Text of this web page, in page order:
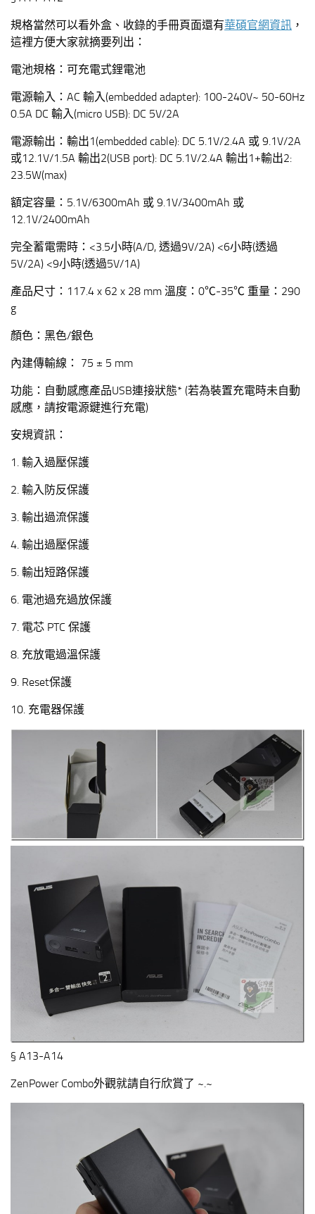
規格當然可以看外盒、收錄的手冊頁面還有華碩官網資訊 ，
這裡方便大家就摘要列出：
電池規格：可充電式鋰電池
電源輸入：AC 輸入(embedded adapter): 100-240V~ 50-60Hz
0.5A DC 輸入(micro USB): DC 5V/2A
電源輸出：輸出1(embedded cable): DC 5.1V/2.4A 或 9.1V/2A
或12.1V/1.5A 輸出2(USB port): DC 5.1V/2.4A 輸出1+輸出2:
23.5W(max)
額定容量：5.1V/6300mAh 或 9.1V/3400mAh 或
12.1V/2400mAh
完全蓄電需時：<3.5小時(A/D, 透過9V/2A) <6小時(透過
5V/2A) <9小時(透過5V/1A)
產品尺寸：117.4 x 62 x 28 mm 溫度：0℃-35℃ 重量：290
g
顏色：黑色/銀色
內建傳輸線： 75 ± 5 mm
功能：自動感應產品USB連接狀態* (若為裝置充電時未自動
感應，請按電源鍵進行充電)
安規資訊：
1. 輸入過壓保護
2. 輸入防反保護
3. 輸出過流保護
4. 輸出過壓保護
5. 輸出短路保護
6. 電池過充過放保護
7. 電芯 PTC 保護
8. 充放電過溫保護
9. Reset保護
10. 充電器保護
§ A13-A14
ZenPower Combo外觀就請自行欣賞了 ~.~